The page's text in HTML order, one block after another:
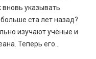
вновь указывать
ста лет назад?
изучают учёные и
Теперь его...